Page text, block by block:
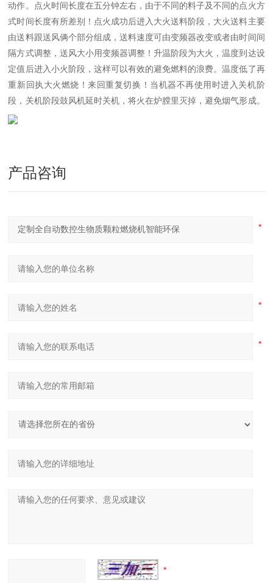
动作。点火时间长度在五分钟左右，由于不同的料子及不同的点火方
式时间长度有所差别！点火成功后进入大火送料阶段，大火送料主要
由送料跟送风俩个部分组成，送料速度可由变频器改变或者由时间间
隔方式调整，送风大小用变频器调整！升温阶段为大火，温度到达设
定值后进入小火阶段，这样可以有效的避免燃料的浪费。温度低了再
重新回执大火燃烧！来回重复切换！当机器不再使用时进入关机阶
段，关机阶段鼓风机延时关机，将火在炉膛里灭掉，避免烟气形成。
产品咨询